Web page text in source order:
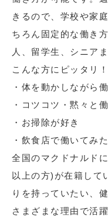
きるので、学校や家
ちろん固定的な働き
人、留学生、シニア
こんな方にピッタリ！
・体を動かしながら
・コツコツ・黙々と
・お掃除が好き
・飲食店で働いてみ
全国のマクドナルド
以上の方)が在籍して
りを持っていたい、
さまざまな理由で活